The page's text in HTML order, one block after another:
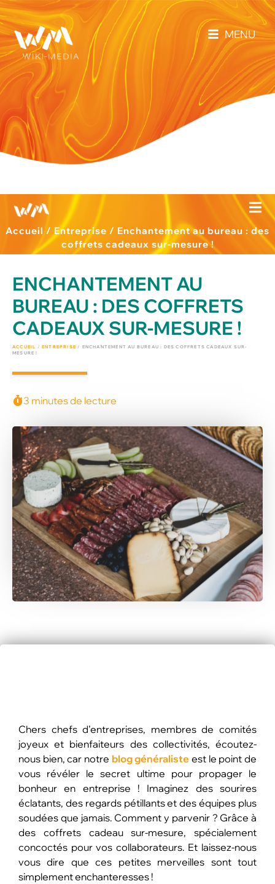
MENU
Accueil/ Entreprise / Enchantement au bureau : des
coffrets cadeaux sur-mesure !
ENCHANTEMENT AU
BUREAU : DES COFFRETS
CADEAUX SUR-MESURE !
ACCUEIL /ENTREPRISE / ENCHANTEMENT AU BUREAU : DES COFFRETS CADEAUX SUR-
MESURE !
3 minutes de lecture
Chers chefs d’entreprises, membres de comités
joyeux et bienfaiteurs des collectivités, écoutez-
nous bien, car notre blog généraliste est le point de
vous révéler le secret ultime pour propager le
bonheur en entreprise ! Imaginez des sourires
éclatants, des regards pétillants et des équipes plus
soudées que jamais. Comment y parvenir ? Grâce à
des coffrets cadeau sur-mesure, spécialement
concoctés pour vos collaborateurs. Et laissez-nous
vous dire que ces petites merveilles sont tout
simplement enchanteresses !